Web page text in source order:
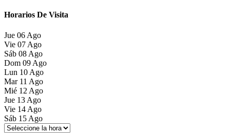
Horarios De Visita
Jue 06 Ago
Vie 07 Ago
Sáb 08 Ago
Dom 09 Ago
Lun 10 Ago
Mar 11 Ago
Mié 12 Ago
Jue 13 Ago
Vie 14 Ago
Sáb 15 Ago